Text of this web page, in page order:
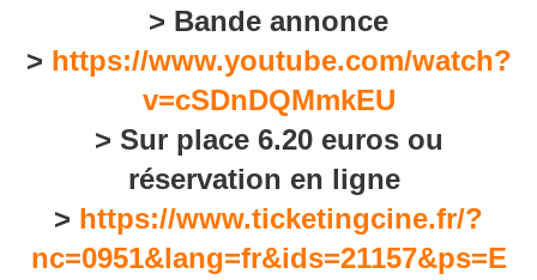
> Bande annonce
> https://www.youtube.com/watch?
v=cSDnDQMmkEU
> Sur place 6.20 euros ou
réservation en ligne
> https://www.ticketingcine.fr/?
nc=0951&lang=fr&ids=21157&ps=E